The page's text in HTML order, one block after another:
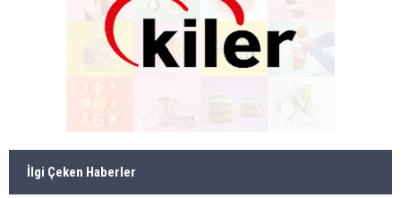
İlgi Çeken Haberler